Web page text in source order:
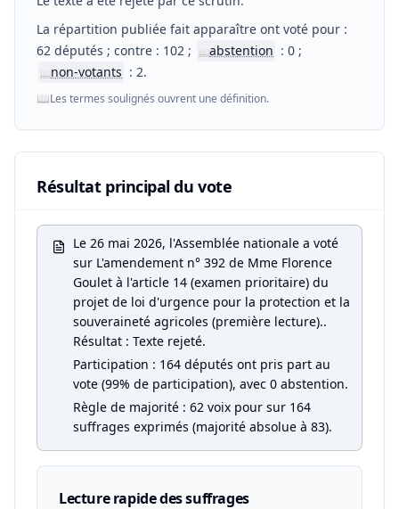
La répartition publiée fait apparaître ont voté pour :
62 députés ; contre : 102 ;
📖abstention : 0 ;
📖non-votants : 2.
📖Les termes soulignés ouvrent une définition.
Résultat principal du vote
Le 26 mai 2026, l'Assemblée nationale a voté
sur L'amendement n° 392 de Mme Florence
Goulet à l'article 14 (examen prioritaire) du
projet de loi d'urgence pour la protection et la
souveraineté agricoles (première lecture)..
Résultat : Texte rejeté.
Participation : 164 députés ont pris part au
vote (99% de participation), avec 0 abstention.
Règle de majorité : 62 voix pour sur 164
suffrages exprimés (majorité absolue à 83).
Lecture rapide des suffrages